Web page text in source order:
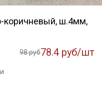
коричневый, ш.4мм,
98 руб78.4 руб/шт